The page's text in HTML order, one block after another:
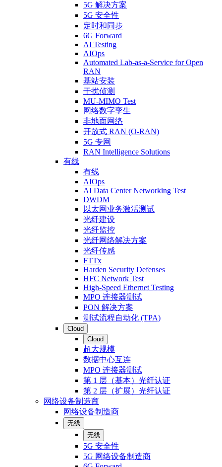
5G 解决方案
5G 安全性
定时和同步
6G Forward
AI Testing
AIOps
Automated Lab-as-a-Service for Open
RAN
基站安装
干扰侦测
MU-MIMO Test
网络数字孪生
非地面网络
开放式 RAN (O-RAN)
5G 专网
RAN Intelligence Solutions
有线
有线
AIOps
AI Data Center Networking Test
DWDM
以太网业务激活测试
光纤建设
光纤监控
光纤网络解决方案
光纤传感
FTTx
Harden Security Defenses
HFC Network Test
High-Speed Ethernet Testing
MPO 连接器测试
PON 解决方案
测试流程自动化 (TPA)
Cloud
Cloud
超大规模
数据中心互连
MPO 连接器测试
第 1 层（基本）光纤认证
第 2 层（扩展）光纤认证
网络设备制造商
网络设备制造商
无线
无线
5G 安全性
5G 网络设备制造商